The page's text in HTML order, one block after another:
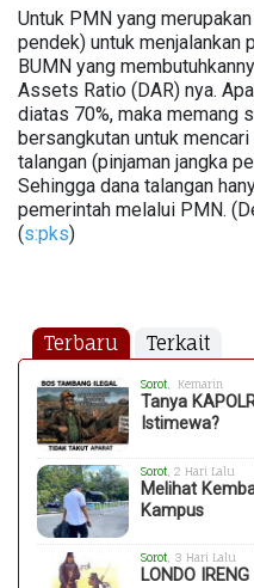
Untuk PMN yang
pendek) untuk menjalankan
BUMN yang
Assets Ratio (DAR) nya.
diatas 70%, maka memang
bersangkutan untuk
talangan (pinjaman jangka
Sehingga dana talangan
pemerintah melalui PMN.
(s:pks)
Terbaru Terkait
Sorot , Kemarin
Tanya
Istimewa?
Sorot , 2 Hari Lalu
Melihat
Kampus
Sorot, 3 Hari Lalu
LONDO IRENG